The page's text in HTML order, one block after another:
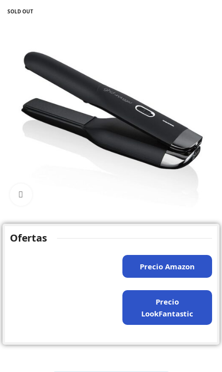
SOLD OUT
Ofertas
Precio Amazon
Precio
LookFantastic